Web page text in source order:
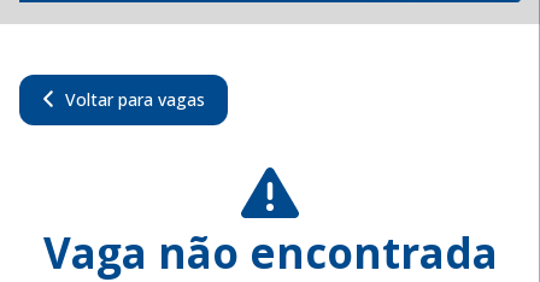
Voltar para vagas
Vaga não encontrada